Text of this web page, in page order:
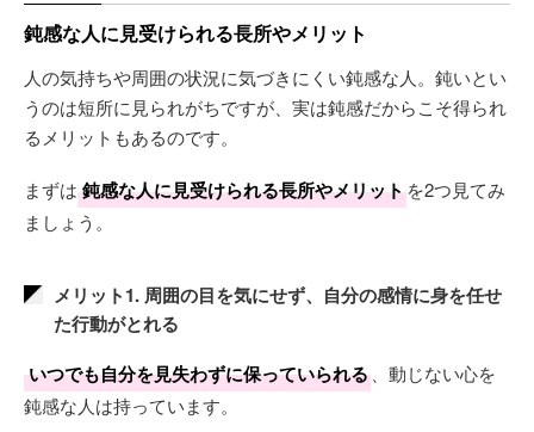
鈍感な人に見受けられる長所やメリット
人の気持ちや周囲の状況に気づきにくい鈍感な人。鈍いとい
うのは短所に見られがちですが、実は鈍感だからこそ得られ
るメリットもあるのです。
まずは 鈍感な人に見受けられる長所やメリットを2つ見てみ
ましょう。
メリット1. 周囲の目を気にせず、自分の感情に身を任せ
た行動がとれる
いつでも自分を見失わずに保っていられる 、動じない心を
鈍感な人は持っています。